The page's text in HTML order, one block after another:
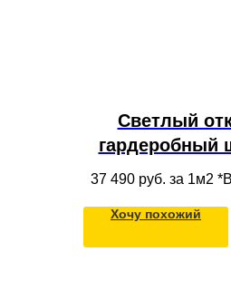
Светлый
гардеробный
потолок с
массива
встроенный
37 490 руб. за 1м2
Хочу похожий